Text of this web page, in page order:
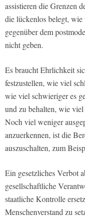
assistieren die Grenzen
die lückenlos belegt,
gegenüber dem
nicht geben.
Es braucht Ehrlichkeit
festzustellen, wie viel
wie viel schwieriger es
und zu behalten, wie
Noch viel weniger
anzuerkennen, ist die
auszuschalten, zum
Ein gesetzliches Verbot
gesellschaftliche
staatliche Kontrolle
Menschenverstand zu